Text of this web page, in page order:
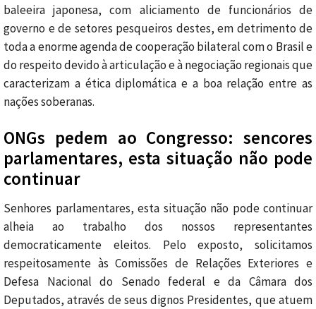
baleeira japonesa, com aliciamento de funcionários de
governo e de setores pesqueiros destes, em detrimento de
toda a enorme agenda de cooperação bilateral com o Brasil e
do respeito devido à articulação e à negociação regionais que
caracterizam a ética diplomática e a boa relação entre as
nações soberanas.
ONGs pedem ao Congresso: sencores
parlamentares, esta situação não pode
continuar
Senhores parlamentares, esta situação não pode continuar
alheia ao trabalho dos nossos representantes
democraticamente eleitos. Pelo exposto, solicitamos
respeitosamente às Comissões de Relações Exteriores e
Defesa Nacional do Senado federal e da Câmara dos
Deputados, através de seus dignos Presidentes, que atuem